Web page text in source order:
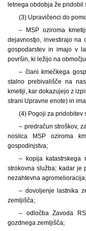
letnega obdobja že
(3) Upravičenci do
– MSP oziroma
dejavnostjo, investirajo na
gospodarstev in imajo v
površin, ki ležijo na
– člani kmečkega
stalno prebivališče na
kmetiji, kar dokazujejo z
strani Upravne enote) in
(4) Pogoji za pridobitev
– predračun stroškov,
nosilca MSP oziroma
gospodinjstva;
– kopija katastrskega
strokovna služba; kadar je
nezahtevna agromelioracija;
– dovoljenje lastnika
zemljišča;
– odločba Zavoda
gozdnega zemljišča;